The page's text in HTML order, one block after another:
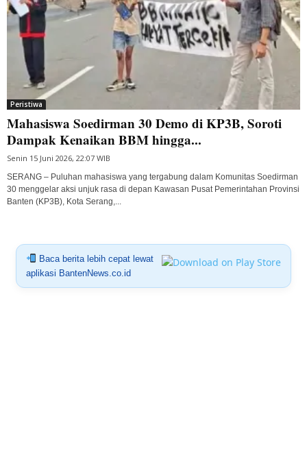
Peristiwa
Mahasiswa Soedirman 30 Demo di KP3B, Soroti
Dampak Kenaikan BBM hingga...
Senin 15 Juni 2026, 22:07 WIB
SERANG – Puluhan mahasiswa yang tergabung dalam Komunitas Soedirman
30 menggelar aksi unjuk rasa di depan Kawasan Pusat Pemerintahan Provinsi
Banten (KP3B), Kota Serang,...
Baca berita lebih cepat lewat
aplikasi BantenNews.co.id